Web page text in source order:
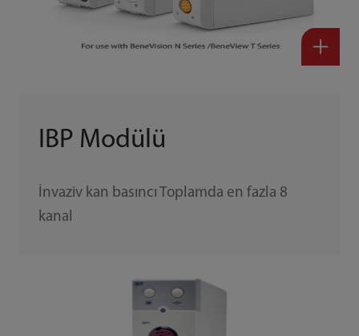
IBP Modülü
İnvaziv kan basıncı Toplamda en fazla 8
kanal